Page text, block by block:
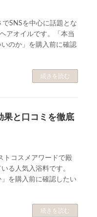
SNSを中心に話題とな
アオイルです。「本当
のか」を購入前に確認
続きを読む
果と口コミを徹底
トコスメアワードで殿
る人気入浴料です。
を購入前に確認したい
続きを読む